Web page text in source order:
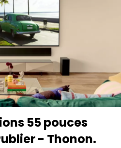
55 pouces
- Thonon.